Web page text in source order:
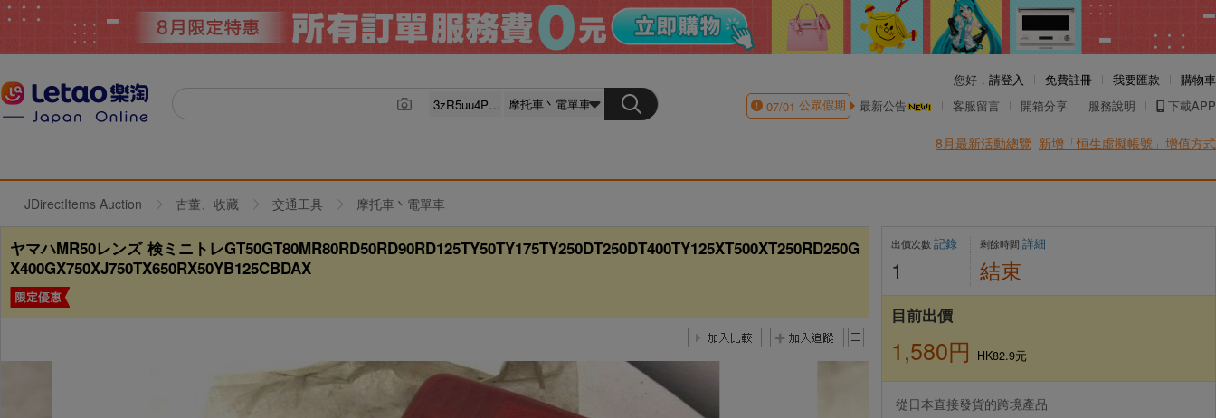
您好， 請登入 免費註冊 我要匯款
購物車
07/01 公眾假期 最新公告 客服留言 開箱分享 服務說明 下載APP
8月最新活動總覽 新增「恒生虛擬帳號」增值方式
JDirectItems Auction 古董、收藏 交通工具 摩托車丶電單車
ヤマハMR50レンズ 検ミニトレGT50GT80MR80RD50RD90RD125TY50TY175TY250DT250DT400TY125XT500XT250RD250G
X400GX750XJ750TX650RX50YB125CBDAX
出價次數記錄
1
剩餘時間詳細
結束
目前出價
1,580円 HK82.9元
從日本直接發貨的跨境產品